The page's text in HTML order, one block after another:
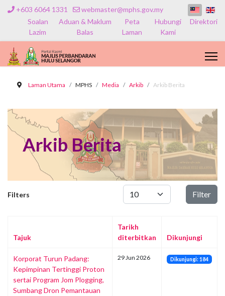
+603 6064 1331
webmaster@mphs.gov.my
Soalan
Lazim
Aduan & Maklum
Balas
Peta
Laman
Hubungi
Kami
Direktori
Laman Utama MPHS Media Arkib Arkib Berita
Arkib Berita
Filters
Papar # Filter
Tajuk
Tarikh
diterbitkan
Dikunjungi
Korporat Turun Padang:
Kepimpinan Tertinggi Proton
sertai Program Jom Plogging,
Sumbang Dron Pemantauan
29 Jun 2026 Dikunjungi: 184